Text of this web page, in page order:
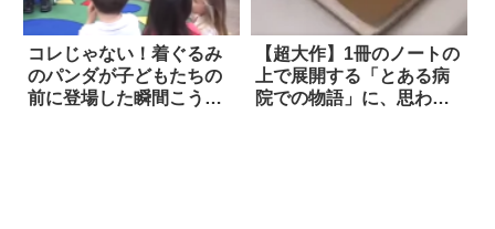
コレじゃない！着ぐるみ
のパンダが子どもたちの
前に登場した瞬間こうな
【超大作】1冊のノートの
上で展開する「とある病
院での物語」に、思わず